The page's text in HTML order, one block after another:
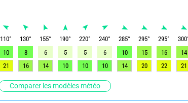
Comparer les modèles météo
110° 130° 155° 190° 220° 240° 285° 295° 295° 300
10 8 6 5 5 6 10 15 16 14
21 16 14 10 10 10 14 20 22 21